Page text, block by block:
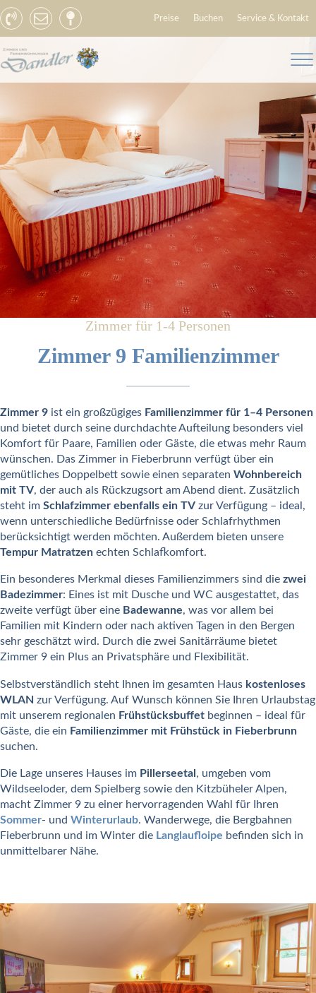
Preise Buchen Service & Kontakt
Zimmer für 1-4 Personen
Zimmer 9 Familienzimmer
Zimmer 9 ist ein großzügiges Familienzimmer für 1–4 Personen
und bietet durch seine durchdachte Aufteilung besonders viel
Komfort für Paare, Familien oder Gäste, die etwas mehr Raum
wünschen. Das Zimmer in Fieberbrunn verfügt über ein
gemütliches Doppelbett sowie einen separaten Wohnbereich
mit TV, der auch als Rückzugsort am Abend dient. Zusätzlich
steht im Schlafzimmer ebenfalls ein TV zur Verfügung – ideal,
wenn unterschiedliche Bedürfnisse oder Schlafrhythmen
berücksichtigt werden möchten. Außerdem bieten unsere
Tempur Matratzen echten Schlafkomfort.
Ein besonderes Merkmal dieses Familienzimmers sind die zwei
Badezimmer: Eines ist mit Dusche und WC ausgestattet, das
zweite verfügt über eine Badewanne, was vor allem bei
Familien mit Kindern oder nach aktiven Tagen in den Bergen
sehr geschätzt wird. Durch die zwei Sanitärräume bietet
Zimmer 9 ein Plus an Privatsphäre und Flexibilität.
Selbstverständlich steht Ihnen im gesamten Haus kostenloses
WLAN zur Verfügung. Auf Wunsch können Sie Ihren Urlaubstag
mit unserem regionalen Frühstücksbuffet beginnen – ideal für
Gäste, die ein Familienzimmer mit Frühstück in Fieberbrunn
suchen.
Die Lage unseres Hauses im Pillerseetal , umgeben vom
Wildseeloder, dem Spielberg sowie den Kitzbüheler Alpen,
macht Zimmer 9 zu einer hervorragenden Wahl für Ihren
Sommer- und Winterurlaub. Wanderwege, die Bergbahnen
Fieberbrunn und im Winter die Langlaufloipe befinden sich in
unmittelbarer Nähe.